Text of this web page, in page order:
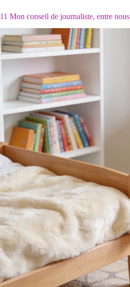
11 Mon conseil de journaliste, entre nous